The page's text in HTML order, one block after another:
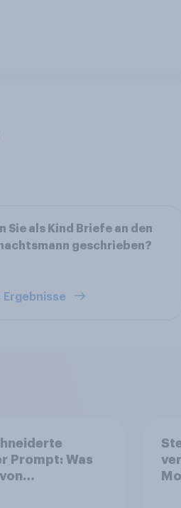
Sie als Kind Briefe an den
geschrieben?
Ergebnisse
Prompt: Was